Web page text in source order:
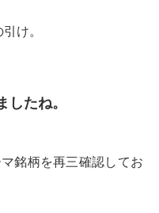
け。
したね。
銘柄を再三確認してお